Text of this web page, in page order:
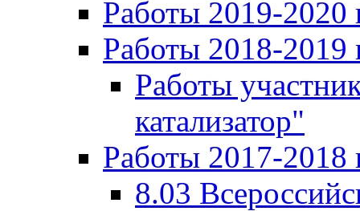
Работы 2019-2020
Работы 2018-2019
Работы
катализатор"
Работы 2017-2018
8.03